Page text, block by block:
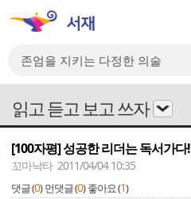
읽고 듣고 보고 쓰자
[100자평] 성공한 리더는 독서가다!
꼬마낙타 2011/04/04 10:35
댓글 (0) 먼댓글 (0) 좋아요 (1)